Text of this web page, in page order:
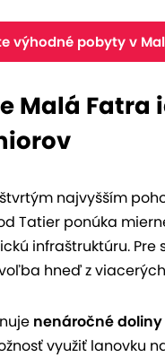
výhodné pobyty v
Malá Fatra
najvyšším
Tatier ponúka
infraštruktúru. Pre
hneď z
nenáročné doliny
využiť lanovku